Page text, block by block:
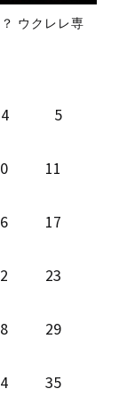
ウクレレ専
4 5
11
17
23
29
35